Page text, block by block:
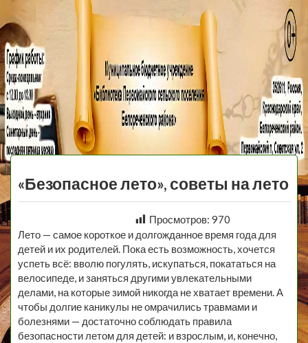
МБУ Библиотека
Первомайского
Сельского
Поселения
«Безопасное лето», советы на лето
Просмотров: 970
Лето — самое короткое и долгожданное время года для
детей и их родителей. Пока есть возможность, хочется
успеть всё: вволю погулять, искупаться, покататься на
велосипеде, и заняться другими увлекательными
делами, на которые зимой никогда не хватает времени. А
чтобы долгие каникулы не омрачились травмами и
болезнями — достаточно соблюдать правила
безопасности летом для детей: и взрослым, и, конечно,